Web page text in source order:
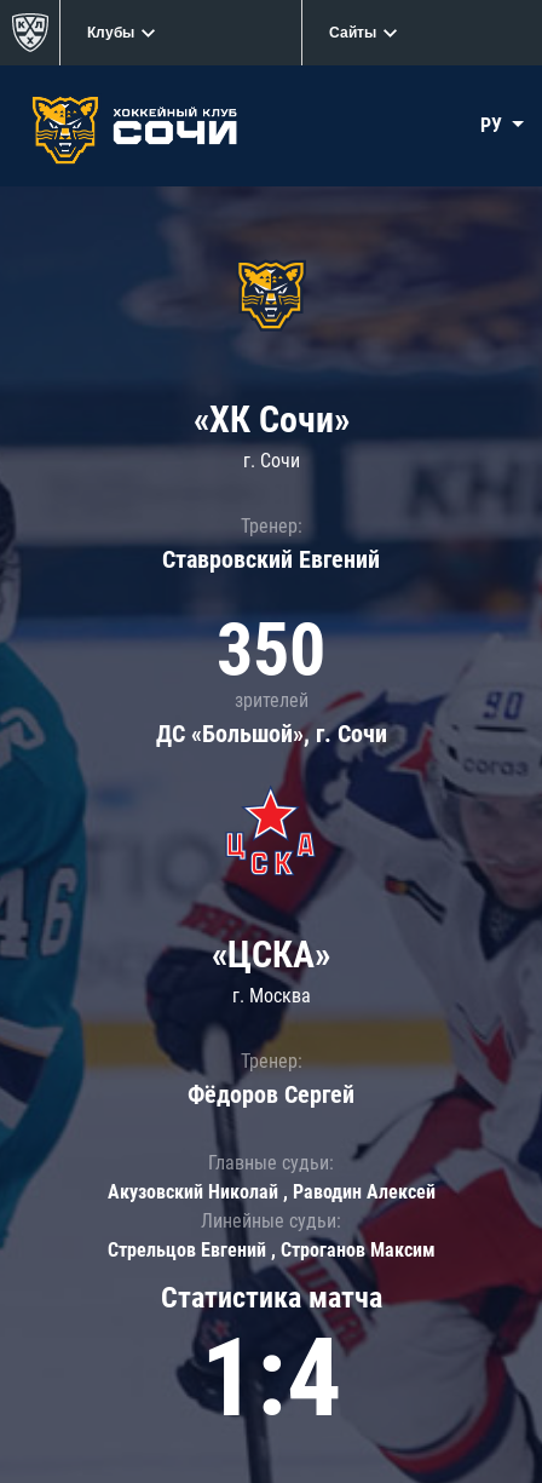
Клубы Сайты
РУ
«ХК Сочи»
г. Сочи
Тренер:
Ставровский Евгений
350
зрителей
ДС «Большой», г. Сочи
Статистика матча
1:4
«ЦСКА»
г. Москва
Тренер:
Фёдоров Сергей
Главные судьи:
Акузовский Николай , Раводин Алексей
Линейные судьи:
Стрельцов Евгений , Строганов Максим